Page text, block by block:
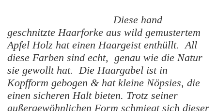
Diese hand
geschnitzte Haarforke aus wild gemustertem
Apfel Holz hat einen Haargeist enthüllt. All
diese Farben sind echt, genau wie die Natur
sie gewollt hat. Die Haargabel ist in
Kopfform gebogen & hat kleine Nöpsies, die
einen sicheren Halt bieten. Trotz seiner
außergewöhnlichen Form schmiegt sich dieser